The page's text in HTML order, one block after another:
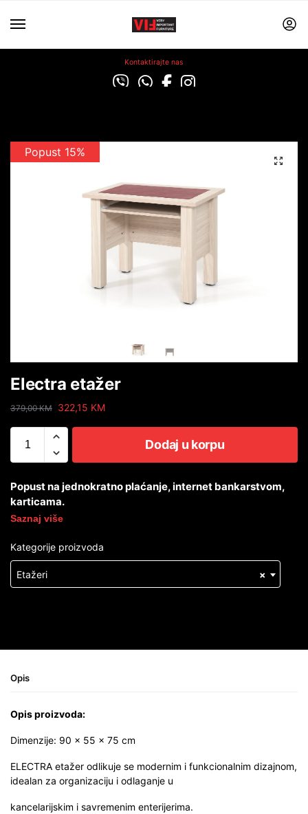
Kontaktirajte nas
Popust 15%
Electra etažer
379,00KM 322,15 KM
Dodaj u korpu
Popust na jednokratno plaćanje, internet bankarstvom,
karticama.
Saznaj više
Kategorije proizvoda
×
Etažeri
Opis
Opis proizvoda:
Dimenzije: 90 × 55 × 75 cm
ELECTRA etažer odlikuje se modernim i funkcionalnim dizajnom,
idealan za organizaciju i odlaganje u
kancelarijskim i savremenim enterijerima.